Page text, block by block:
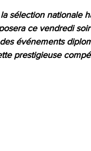
sélection nationale
ce vendredi
des événements
prestigieuse